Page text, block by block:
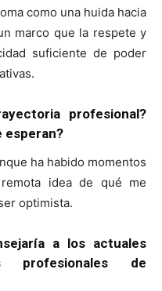
como una huida hacia
marco que la respete y
suficiente de poder
profesional?
esperan?
ha habido momentos
idea de qué me
optimista.
a los actuales
profesionales de